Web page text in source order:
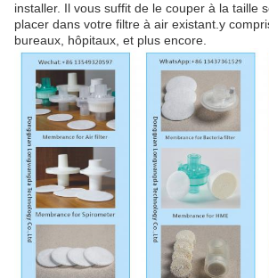
installer. Il vous suffit de le couper à la taille
placer dans votre filtre à air existant.y
bureaux, hôpitaux, et plus encore.